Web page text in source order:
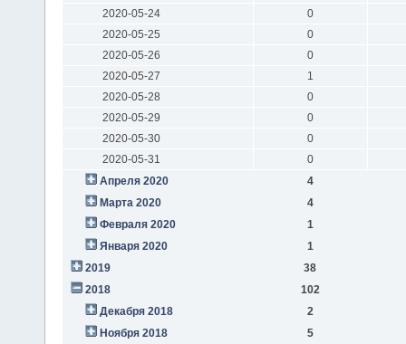
2020-05-24
0
2020-05-25
0
2020-05-26
0
2020-05-27
1
2020-05-28
0
2020-05-29
0
2020-05-30
0
2020-05-31
0
Апреля 2020
4
Марта 2020
4
Февраля 2020
1
Января 2020
1
2019
38
2018
102
Декабря 2018
2
Ноября 2018
5